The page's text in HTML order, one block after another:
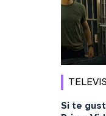
Si te